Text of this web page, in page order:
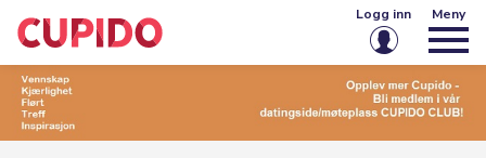
Logg inn
E-post eller brukernavn
Meny